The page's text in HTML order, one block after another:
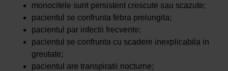
monocitele sunt persistent crescute sau scazute;
pacientul se confrunta febra prelungita;
pacientul par infectii frecvente;
pacientul se confrunta cu scadere inexplicabila in
greutate;
pacientul are transpiratii nocturne;